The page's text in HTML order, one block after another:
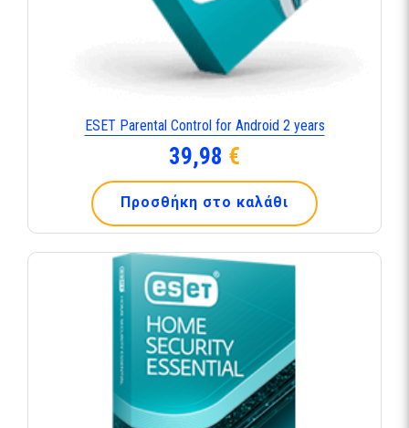
ESET Parental Control for Android 2 years
39,98 €
Προσθήκη στο καλάθι